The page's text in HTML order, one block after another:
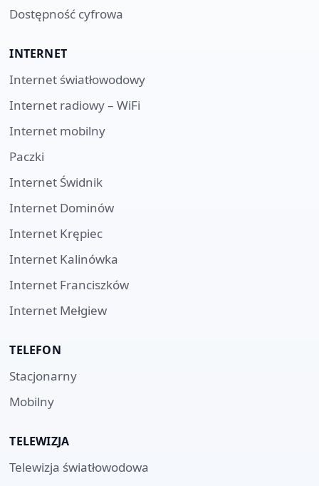
Dostępność cyfrowa
INTERNET
Internet światłowodowy
Internet radiowy – WiFi
Internet mobilny
Paczki
Internet Świdnik
Internet Dominów
Internet Krępiec
Internet Kalinówka
Internet Franciszków
Internet Mełgiew
TELEFON
Stacjonarny
Mobilny
TELEWIZJA
Telewizja światłowodowa